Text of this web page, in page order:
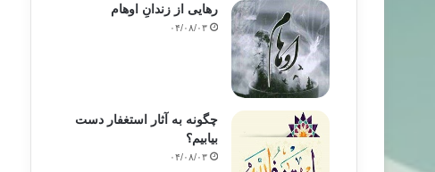
رهایی از زندانِ اوهام
۰۴/۰۸/۰۳
چگونه به آثار استغفار دست
بیابیم؟
۰۴/۰۸/۰۳